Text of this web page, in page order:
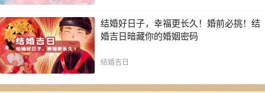
结婚好日子，幸福更长久！婚前必挑！结
婚吉日暗藏你的婚姻密码
结婚吉日